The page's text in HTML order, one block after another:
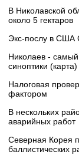
В Николавской
около 5 гектаров
Экс-послу в США
Николаев -
синоптики (карта)
Налоговая
фактором
В нескольких
аварийных работ
Северная Корея
баллистических